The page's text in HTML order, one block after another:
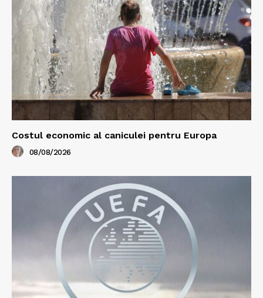
Costul economic al caniculei pentru Europa
08/08/2026